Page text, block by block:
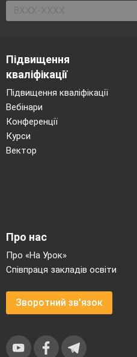
Підвищення
кваліфікації
Підвищення кваліфікації
Вебінари
Конференції
Курси
Вектор
Про нас
Про «На Урок»
Співпраця закладів освіти
Зворотний зв'язок